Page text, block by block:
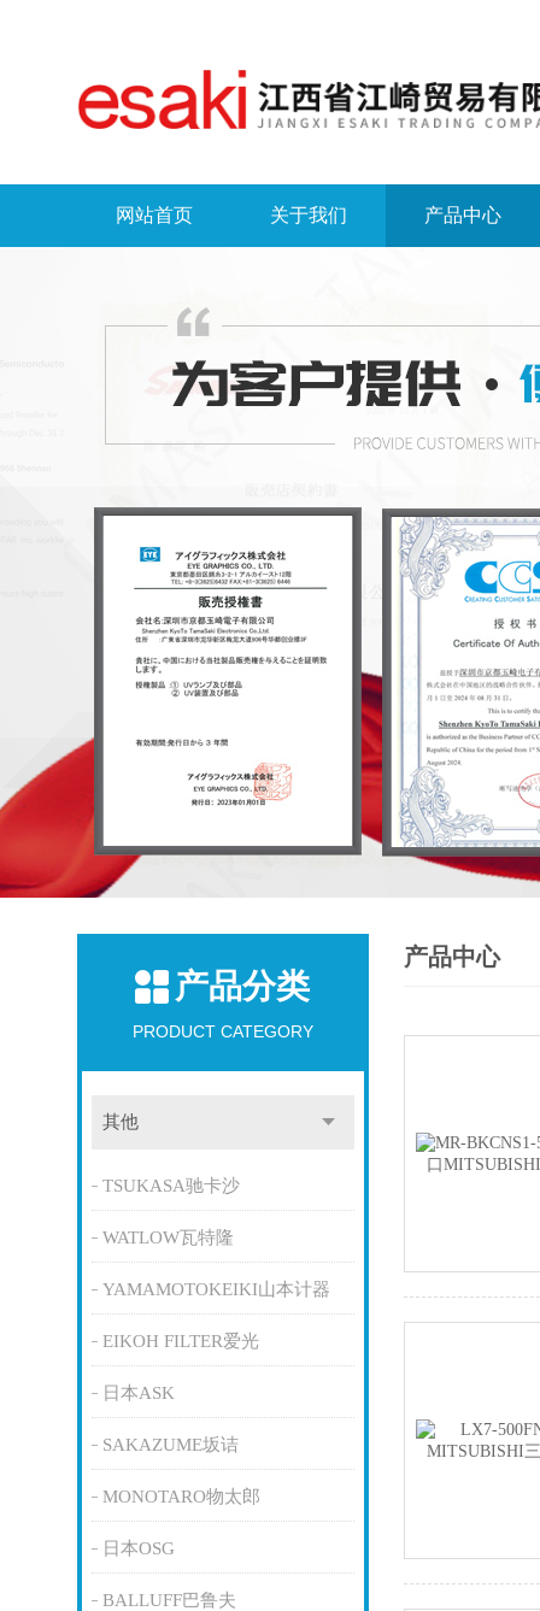
网站首页 关于我们 产品中心
产品分类
PRODUCT CATEGORY
其他
TSUKASA驰卡沙
WATLOW瓦特隆
YAMAMOTOKEIKI山本计器
EIKOH FILTER爱光
日本ASK
SAKAZUME坂诘
MONOTARO物太郎
日本OSG
BALLUFF巴鲁夫
产品中心